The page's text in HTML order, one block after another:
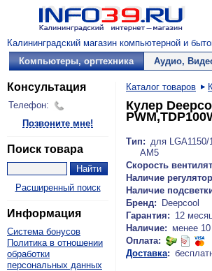
Калининградский магазин компьютерной и
Компьютеры, оргтехника
Аудио,
Консультация
Телефон:
Позвоните мне!
Поиск товара
Расширенный поиск
Информация
Система бонусов
Политика в отношении
обработки
персональных данных
Каталог товаров
Кулер
Тип: для
AM5
Скорость
Наличие
Наличие
Бренд:
Deepcool
Гарантия: 12
Наличие: менее
Оплата:
Доставка: